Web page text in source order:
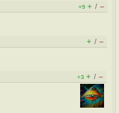
+9 + / –
+ / –
+3 + / –